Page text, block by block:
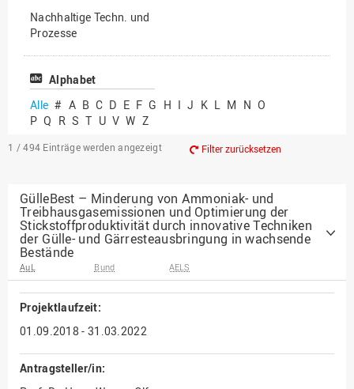
Nachhaltige Techn. und
Prozesse
Vielfältiges Forschen
Alphabet
Alle # A B C D E F G H I J K L M N O
P Q R S T U V W Z
1 / 494 Einträge werden angezeigt Filter zurücksetzen
GülleBest – Minderung von Ammoniak- und
Treibhausgasemissionen und Optimierung der
Stickstoffproduktivität durch innovative Techniken
der Gülle- und Gärresteausbringung in wachsende
Bestände
AuL Bund AELS
Projektlaufzeit:
01.09.2018 - 31.03.2022
Antragsteller/in: